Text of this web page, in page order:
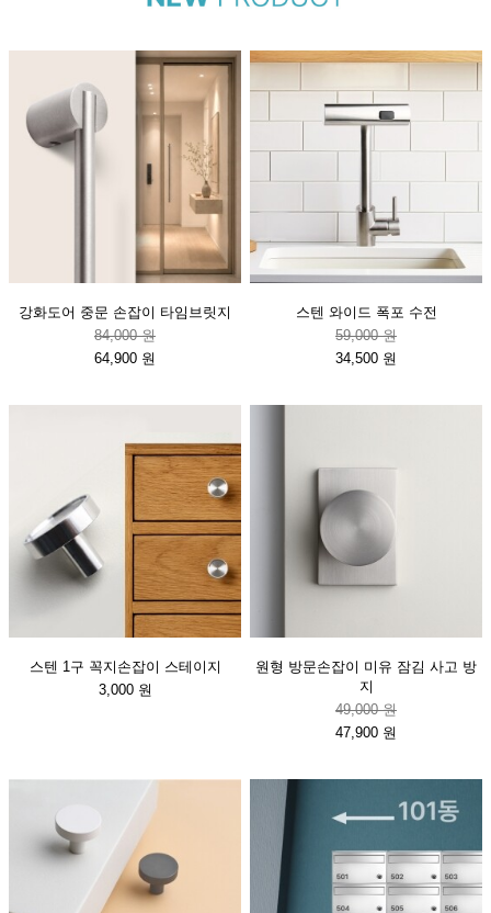
강화도어 중문 손잡이 타임브릿지
84,000 원
64,900 원
스텐 와이드 폭포 수전
59,000 원
34,500 원
스텐 1구 꼭지손잡이 스테이지
3,000 원
원형 방문손잡이 미유 잠김 사고 방
지
49,000 원
47,900 원